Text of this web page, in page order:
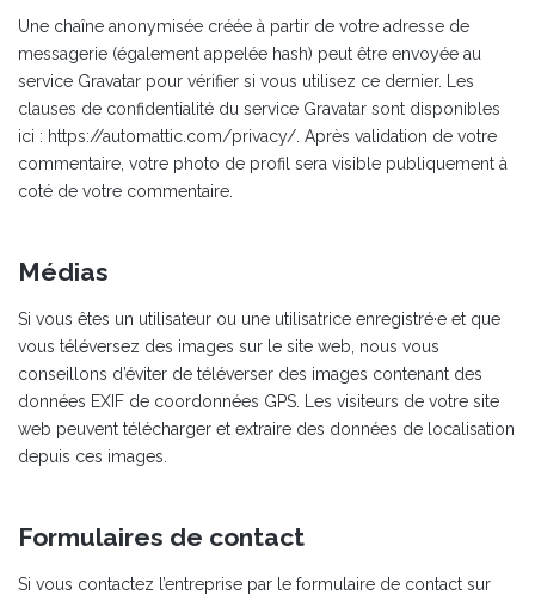
Une chaîne anonymisée créée à partir de votre adresse de
messagerie (également appelée hash) peut être envoyée au
service Gravatar pour vérifier si vous utilisez ce dernier. Les
clauses de confidentialité du service Gravatar sont disponibles
ici : https://automattic.com/privacy/. Après validation de votre
commentaire, votre photo de profil sera visible publiquement à
coté de votre commentaire.
Médias
Si vous êtes un utilisateur ou une utilisatrice enregistré·e et que
vous téléversez des images sur le site web, nous vous
conseillons d’éviter de téléverser des images contenant des
données EXIF de coordonnées GPS. Les visiteurs de votre site
web peuvent télécharger et extraire des données de localisation
depuis ces images.
Formulaires de contact
Si vous contactez l’entreprise par le formulaire de contact sur